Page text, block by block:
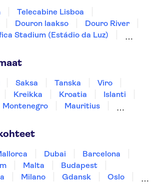
Telecabine Lisboa
Douron laakso
Douro River
Stadium (Estádio da Luz)
Calouste Gulbenkian Museum
Benagilin luola
Saksa Tanska
Viro
Kreikka Kroatia
Islanti
Montenegro
Mauritius
Dubai
Barcelona
Malta
Budapest
Milano Gdansk
Oslo